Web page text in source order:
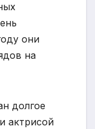
они
на
долгое
актрисой